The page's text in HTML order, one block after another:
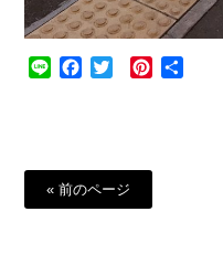
Line Facebook
Twitter Pinterest
« 前のページ